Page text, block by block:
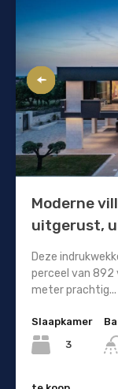
Moderne
uitgerust,
Deze
perceel van
meter prachtig...
Slaapkamer
3